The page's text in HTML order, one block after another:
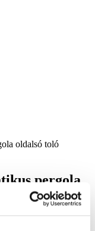
oldalsó toló
pergola